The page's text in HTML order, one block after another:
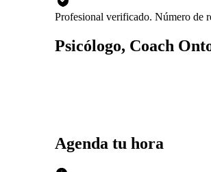
Profesional verificado. Número de
Psicólogo, Coach
Agenda tu hora